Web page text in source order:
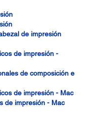
de impresión
de impresión -
de composición e
de impresión - Mac
de impresión - Mac